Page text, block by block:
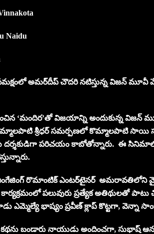
Naidu
సమక్షంలో అమర్‌దీప్ చౌదరి నటిస్తున్న విజన్
‘మందిర’తో విజయాన్ని అందుకున్న విజన్ మూవీ
శ్రీధర్ సమర్పణలో కొమ్మాలపాటి సాయి
దర్శకుడిగా పరిచయం కాబోతోన్నారు. ఈ
రొమాంటిక్ ఎంటర్‌టైనర్ అమరావతిలోని
పలువురు ప్రత్యేక అతిథులతో
ఎమ్మెల్యే భాష్యం ప్రవీణ్ క్లాప్ కొట్టగా, వెన్నా
బండారు నాయుడు అందించగా, సుభాష్